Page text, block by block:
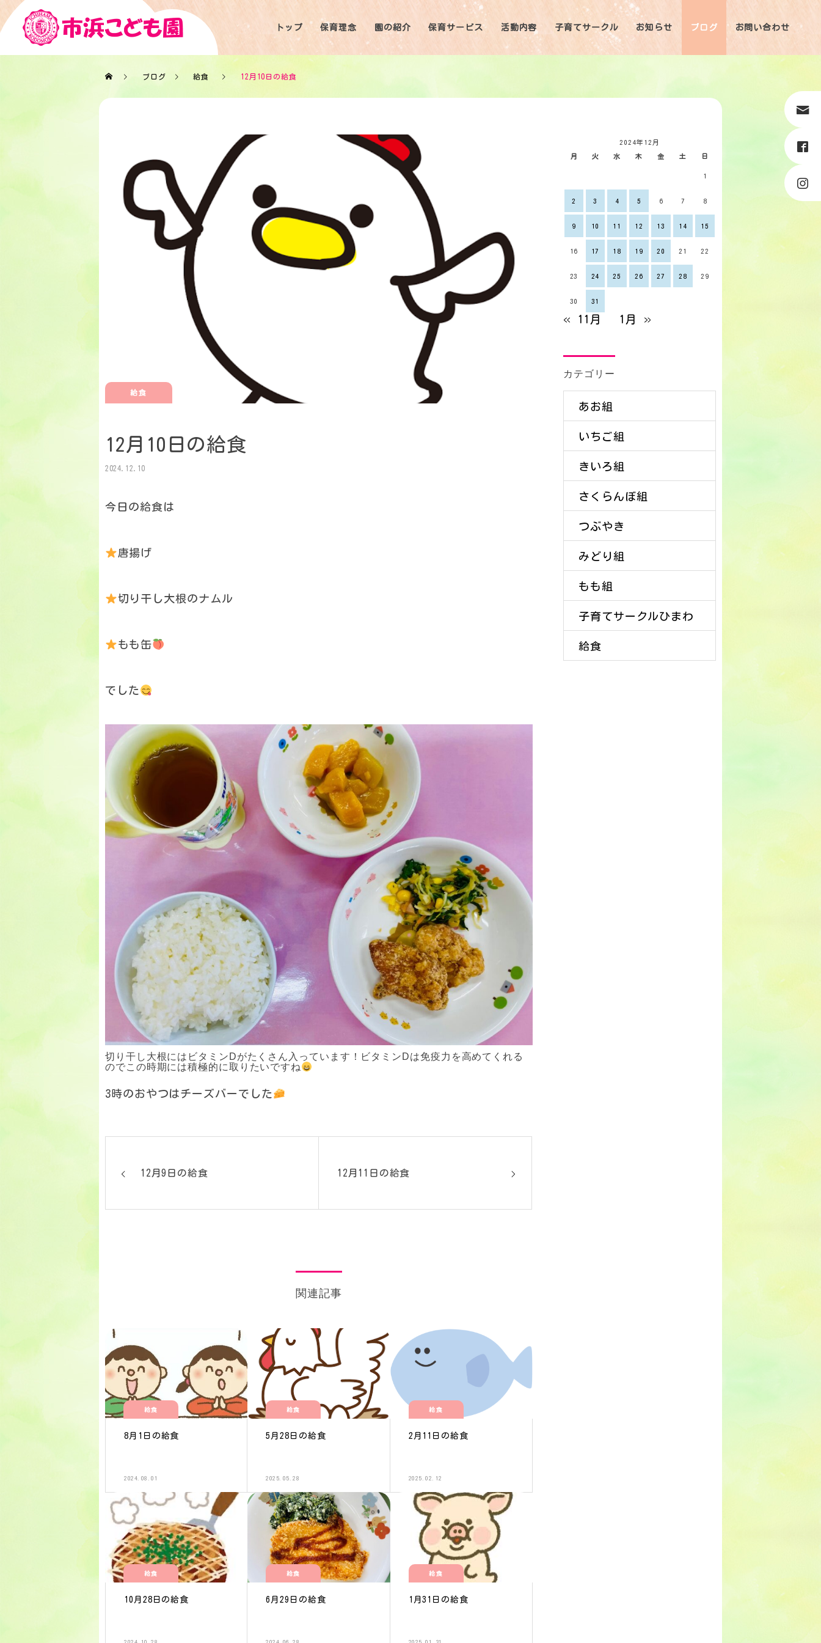
トップ 保育理念 園の紹介 保育サービス 活動内容 子育てサークル お知らせ ブログ お問い合わせ
ブログ 給食 12月10日の給食
給食
12月10日の給食
2024.12.10
今日の給食は
唐揚げ
切り干し大根のナムル
もも缶
でした
切り干し大根にはビタミンDがたくさん入っています！ビタミンDは免疫力を高めてくれる
のでこの時期には積極的に取りたいですね
3時のおやつはチーズバーでした
12月9日の給食 12月11日の給食
関連記事
給食
8月1日の給食
2024.08.01
給食
5月28日の給食
2025.05.28
給食
2月11日の給食
2025.02.12
給食
10月28日の給食
給食
6月29日の給食
給食
1月31日の給食
2024年12月
月 火 水 木 金 土 日
1
2 3 4 5 6 7 8
9 10 11 12 13 14 15
16 17 18 19 20 21 22
23 24 25 26 27 28 29
30 31
« 11月 1月 »
カテゴリー
あお組
いちご組
きいろ組
さくらんぼ組
つぶやき
みどり組
もも組
子育てサークルひまわ
り
給食